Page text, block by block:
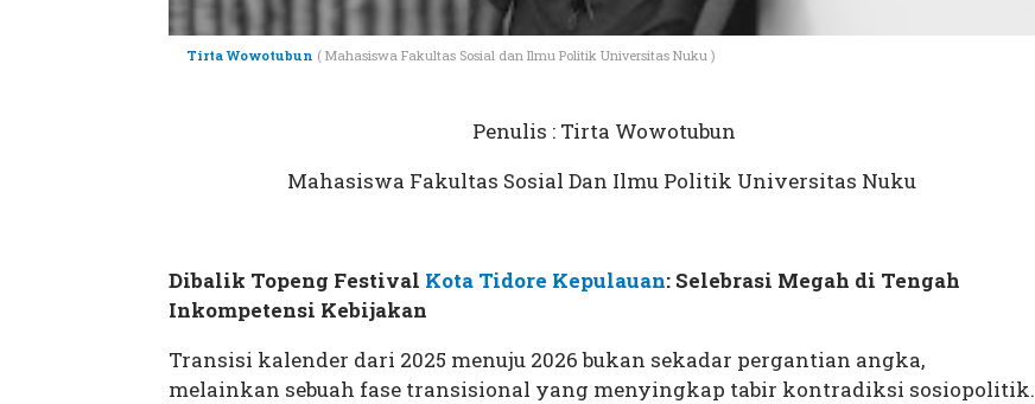
Tirta Wowotubun ( Mahasiswa Fakultas Sosial dan Ilmu Politik Universitas Nuku )
Penulis : Tirta Wowotubun
Mahasiswa Fakultas Sosial Dan Ilmu Politik Universitas Nuku
Dibalik Topeng Festival Kota Tidore Kepulauan: Selebrasi Megah di Tengah
Inkompetensi Kebijakan
Transisi kalender dari 2025 menuju 2026 bukan sekadar pergantian angka,
melainkan sebuah fase transisional yang menyingkap tabir kontradiksi sosiopolitik.